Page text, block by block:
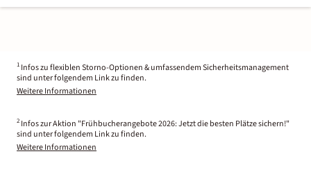
1 Infos zu flexiblen Storno-Optionen & umfassendem Sicherheitsmanagement
sind unter folgendem Link zu finden.
Weitere Informationen
2 Infos zur Aktion "Frühbucherangebote 2026: Jetzt die besten Plätze sichern!"
sind unter folgendem Link zu finden.
Weitere Informationen